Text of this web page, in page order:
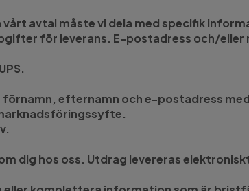
avtal måste vi dela med specifik
för leverans. E-postadress och/eller
efternamn och e-postadress
dig hos oss. Utdrag levereras